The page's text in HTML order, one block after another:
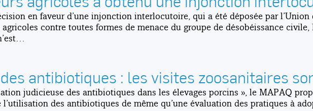
en faveur d’une injonction interlocutoire, qui a été déposée par
contre toutes formes de menace du groupe de désobéissance
antibiotiques : les visites zoosanitaires
judicieuse des antibiotiques dans les élevages porcins », le MAPAQ
des antibiotiques de même qu’une évaluation des pratiques à